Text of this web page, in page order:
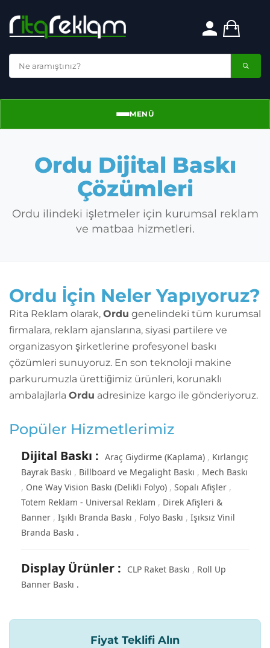
Menü
MENÜ
Ordu Dijital Baskı
Çözümleri
Ordu ilindeki işletmeler için kurumsal reklam
ve matbaa hizmetleri.
Ordu İçin Neler Yapıyoruz?
Rita Reklam olarak, Ordu genelindeki tüm kurumsal
firmalara, reklam ajanslarına, siyasi partilere ve
organizasyon şirketlerine profesyonel baskı
çözümleri sunuyoruz. En son teknoloji makine
parkurumuzla ürettiğimiz ürünleri, korunaklı
ambalajlarla Ordu adresinize kargo ile gönderiyoruz.
Popüler Hizmetlerimiz
Dijital Baskı : Araç Giydirme (Kaplama)
Kırlangıç
Bayrak Baskı
Billboard ve Megalight Baskı
Mech Baskı
One Way Vision Baskı (Delikli Folyo)
Sopalı Afişler
Totem Reklam - Universal Reklam
Direk Afişleri &
Banner
Işıklı Branda Baskı Folyo Baskı
Işıksız Vinil
Branda Baskı
Display Ürünler : CLP Raket Baskı
Roll Up
Banner Baskı
Fiyat Teklifi Alın